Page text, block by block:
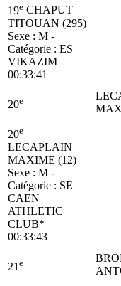
19e CHAPUT
TITOUAN (295)
Sexe : M -
Catégorie : ES
VIKAZIM
00:33:41
20e
20e
LECAPLAIN
MAXIME (12)
Sexe : M -
Catégorie : SE
CAEN
ATHLETIC
CLUB*
00:33:43
21 e